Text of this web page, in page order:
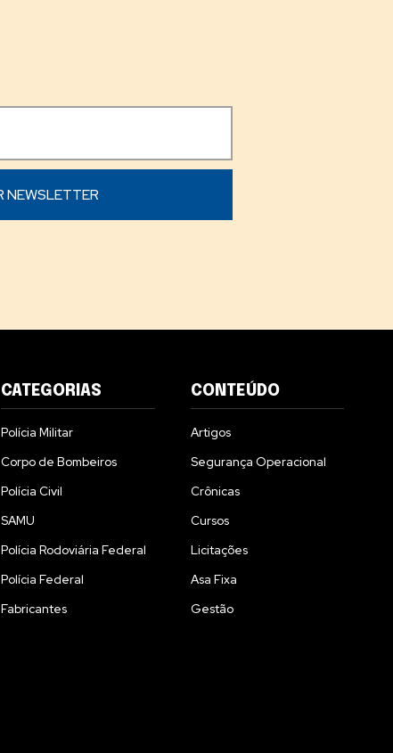
CATEGORIAS
Polícia Militar
Corpo de Bombeiros
Polícia Civil
SAMU
Polícia Rodoviária Federal
Polícia Federal
Fabricantes
CONTEÚDO
Artigos
Segurança Operacional
Crônicas
Cursos
Licitações
Asa Fixa
Gestão